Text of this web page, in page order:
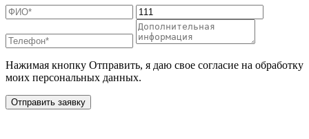
Нажимая кнопку Отправить, я даю свое согласие на обработку
моих персональных данных.
Отправить заявку